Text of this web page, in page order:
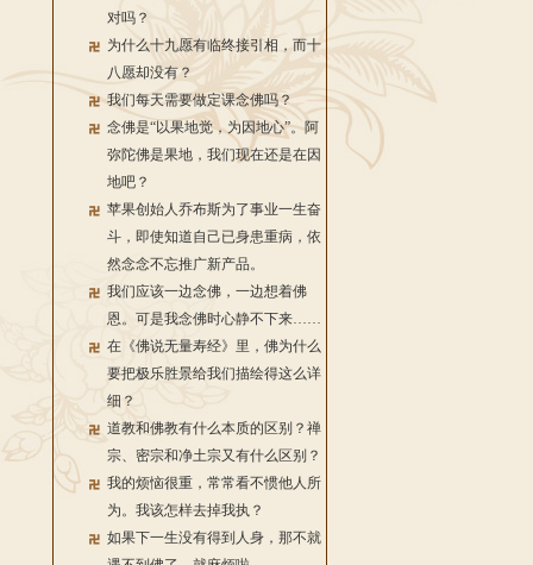
对吗？
为什么十九愿有临终接引相，而十
八愿却没有？
我们每天需要做定课念佛吗？
念佛是“以果地觉，为因地心”。阿
弥陀佛是果地，我们现在还是在因
地吧？
苹果创始人乔布斯为了事业一生奋
斗，即使知道自己已身患重病，依
然念念不忘推广新产品。
我们应该一边念佛，一边想着佛
恩。可是我念佛时心静不下来……
在《佛说无量寿经》里，佛为什么
要把极乐胜景给我们描绘得这么详
细？
道教和佛教有什么本质的区别？禅
宗、密宗和净土宗又有什么区别？
我的烦恼很重，常常看不惯他人所
为。我该怎样去掉我执？
如果下一生没有得到人身，那不就